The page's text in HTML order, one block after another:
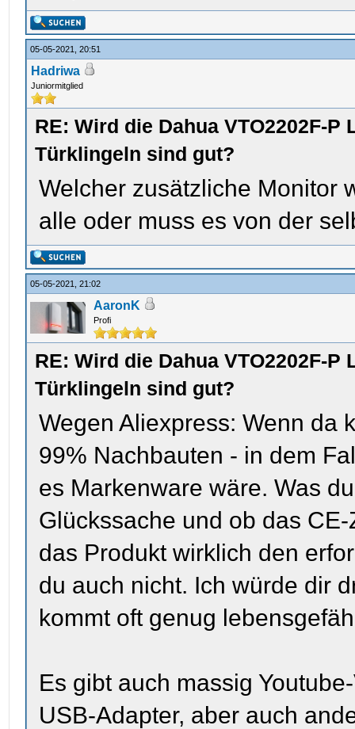
05-05-2021, 20:51
Hadriwa
Juniormitglied
RE: Wird die Dahua VTO2202F-
Türklingeln sind gut?
Welcher zusätzliche Monitor
alle oder muss es von der
05-05-2021, 21:02
AaronK
Profi
RE: Wird die Dahua VTO2202F-
Türklingeln sind gut?
Wegen Aliexpress: Wenn da
99% Nachbauten - in dem
es Markenware wäre. Was
Glückssache und ob das
das Produkt wirklich den
du auch nicht. Ich würde dir
kommt oft genug
Es gibt auch massig
USB-Adapter, aber auch